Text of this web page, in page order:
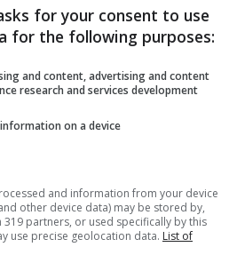
famigerato Bonus
piuttosto che grandi
in vacanza in Italia,
è una meta
probabilmente vorrete
for your consent to use
for the following purposes:
and content, advertising and content
research and services development
on a device
and information from your device
other device data) may be stored by,
319 partners, or used specifically by this
use precise geolocation data. List of